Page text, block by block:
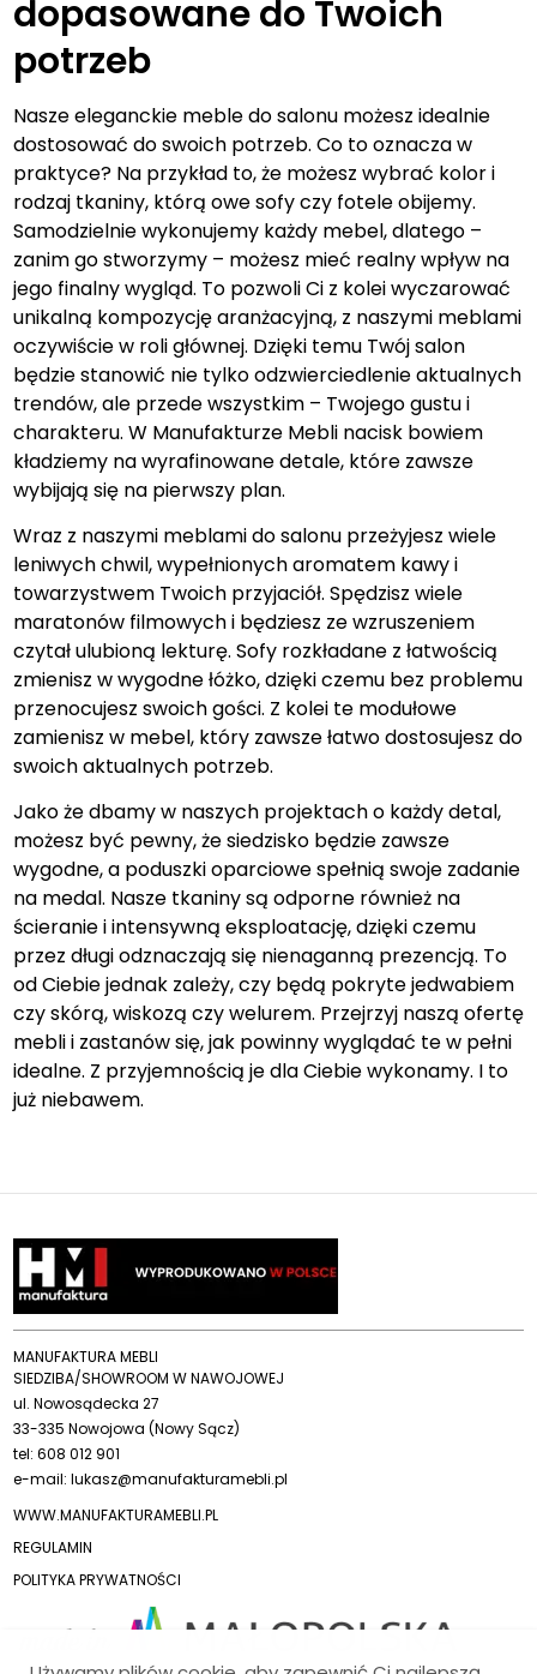
dopasowane do Twoich
potrzeb
Nasze eleganckie meble do salonu możesz idealnie
dostosować do swoich potrzeb. Co to oznacza w
praktyce? Na przykład to, że możesz wybrać kolor i
rodzaj tkaniny, którą owe sofy czy fotele obijemy.
Samodzielnie wykonujemy każdy mebel, dlatego –
zanim go stworzymy – możesz mieć realny wpływ na
jego finalny wygląd. To pozwoli Ci z kolei wyczarować
unikalną kompozycję aranżacyjną, z naszymi meblami
oczywiście w roli głównej. Dzięki temu Twój salon
będzie stanowić nie tylko odzwierciedlenie aktualnych
trendów, ale przede wszystkim – Twojego gustu i
charakteru. W Manufakturze Mebli nacisk bowiem
kładziemy na wyrafinowane detale, które zawsze
wybijają się na pierwszy plan.
Wraz z naszymi meblami do salonu przeżyjesz wiele
leniwych chwil, wypełnionych aromatem kawy i
towarzystwem Twoich przyjaciół. Spędzisz wiele
maratonów filmowych i będziesz ze wzruszeniem
czytał ulubioną lekturę. Sofy rozkładane z łatwością
zmienisz w wygodne łóżko, dzięki czemu bez problemu
przenocujesz swoich gości. Z kolei te modułowe
zamienisz w mebel, który zawsze łatwo dostosujesz do
swoich aktualnych potrzeb.
Jako że dbamy w naszych projektach o każdy detal,
możesz być pewny, że siedzisko będzie zawsze
wygodne, a poduszki oparciowe spełnią swoje zadanie
na medal. Nasze tkaniny są odporne również na
ścieranie i intensywną eksploatację, dzięki czemu
przez długi odznaczają się nienaganną prezencją. To
od Ciebie jednak zależy, czy będą pokryte jedwabiem
czy skórą, wiskozą czy welurem. Przejrzyj naszą ofertę
mebli i zastanów się, jak powinny wyglądać te w pełni
idealne. Z przyjemnością je dla Ciebie wykonamy. I to
już niebawem.
MANUFAKTURA MEBLI
SIEDZIBA/SHOWROOM W NAWOJOWEJ
ul. Nowosądecka 27
33-335 Nowojowa (Nowy Sącz)
tel: 608 012 901
e-mail: lukasz@manufakturamebli.pl
WWW.MANUFAKTURAMEBLI.PL
REGULAMIN
POLITYKA PRYWATNOŚCI